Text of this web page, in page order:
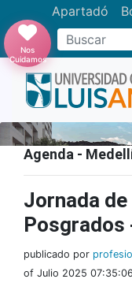
Apartadó
Buscar
Nos
Cuidamos
Agenda -
Jornada
Posgrados
publicado por
of Julio 2025